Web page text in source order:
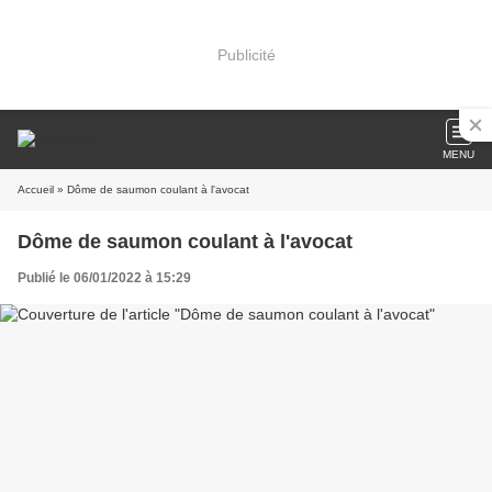
Publicité
MENU
Accueil » Dôme de saumon coulant à l'avocat
Dôme de saumon coulant à l'avocat
Publié le 06/01/2022 à 15:29